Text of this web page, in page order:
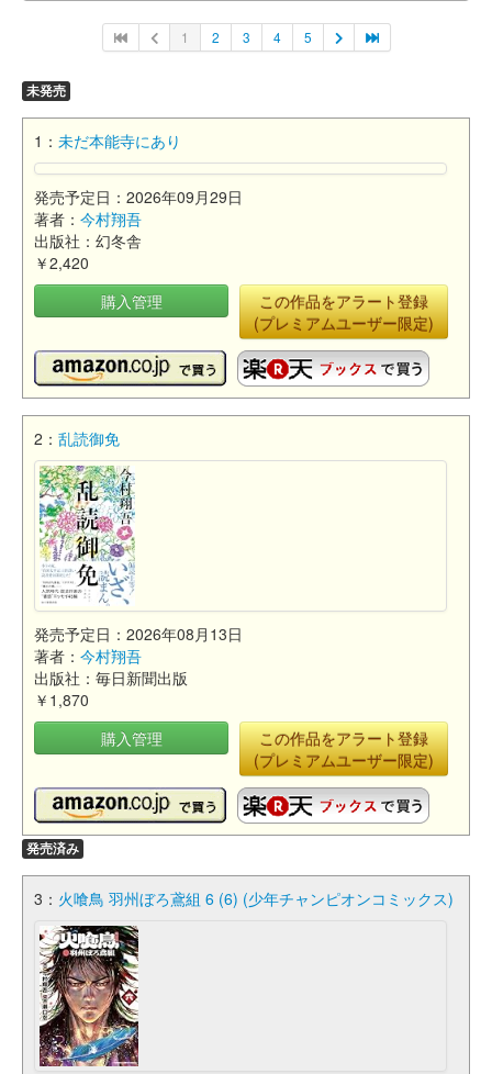
1 2 3 4 5
未発売
1： 未だ本能寺にあり
発売予定日：2026年09月29日
著者： 今村翔吾
出版社：幻冬舎
￥2,420
購入管理
この作品をアラート登録
(プレミアムユーザー限定)
2： 乱読御免
発売予定日：2026年08月13日
著者： 今村翔吾
出版社：毎日新聞出版
￥1,870
購入管理
この作品をアラート登録
(プレミアムユーザー限定)
発売済み
3： 火喰鳥 羽州ぼろ鳶組 6 (6) (少年チャンピオンコミックス)